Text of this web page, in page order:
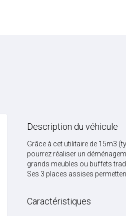
Description du véhicule
Grâce à cet utilitaire de 15m3
pourrez réaliser un
grands meubles ou buffets
Ses 3 places assises
Caractéristiques